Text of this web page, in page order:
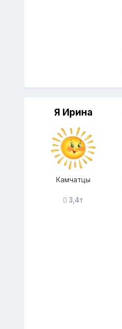
Я Ирина
Камчатцы
3,4т